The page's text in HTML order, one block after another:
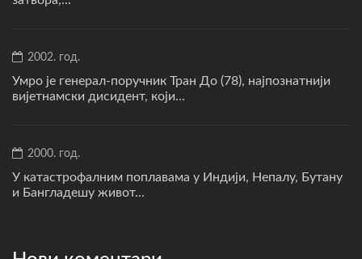
2002. год.
Умро је генерал-поручник Тран До (78), најпознатнији
вијетнамски дисидент, који...
2000. год.
У катастрофалним поплавама у Индији, Непалу, Бутану
и Бангладешу живот...